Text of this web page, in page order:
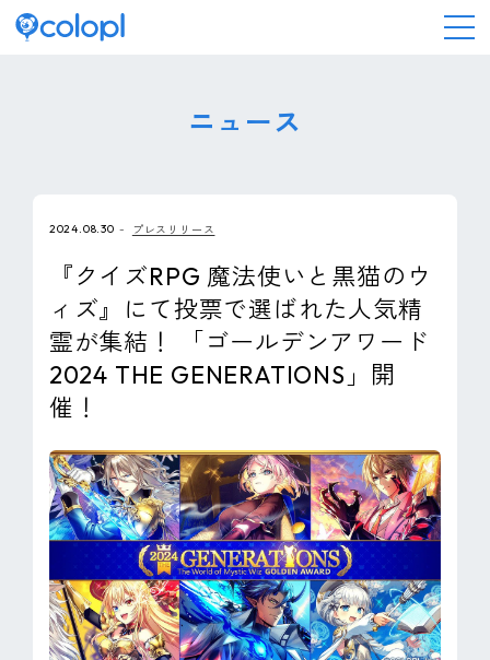
IR情報
採用情報
ピンマーク
EN
ニュース
2024.08.30 プレスリリース
『クイズRPG 魔法使いと黒猫のウ
ィズ』にて投票で選ばれた人気精
霊が集結！ 「ゴールデンアワード
2024 THE GENERATIONS」開
催！